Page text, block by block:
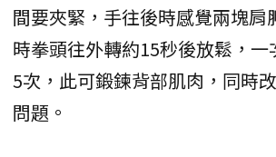
間要夾緊，手往後時感覺兩塊肩
時拳頭往外轉約15秒後放鬆，一
5次，此可鍛鍊背部肌肉，同時
問題。